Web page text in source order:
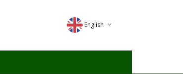
English
Deutsch